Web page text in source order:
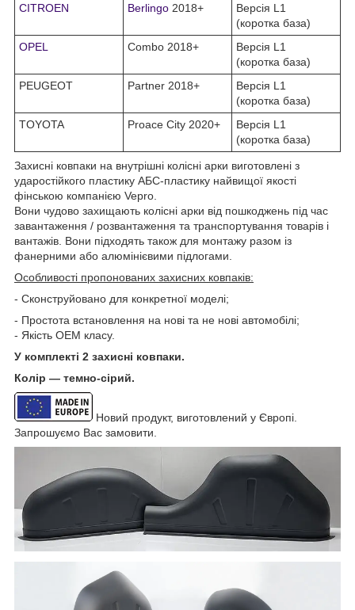
CITROEN Berlingo 2018+
Версія L1
(коротка база)
OPEL
Combo 2018+
Версія L1
(коротка база)
PEUGEOT
Partner 2018+
Версія L1
(коротка база)
TOYOTA
Proace City 2020+
Версія L1
(коротка база)
Захисні ковпаки на внутрішні колісні арки виготовлені з
ударостійкого пластику АБС-пластику найвищої якості
фінською компанією Vepro.
Вони чудово захищають колісні арки від пошкоджень під час
завантаження / розвантаження та транспортування товарів і
вантажів. Вони підходять також для монтажу разом із
фанерними або алюмінієвими підлогами.
Особливості пропонованих захисних ковпаків:
- Сконструйовано для конкретної моделі;
- Простота встановлення на нові та не нові автомобілі;
- Якість ОЕМ класу.
У комплекті 2 захисні ковпаки.
Колір — темно-сірий.
Новий продукт, виготовлений у Європі.
Запрошуємо Вас замовити.